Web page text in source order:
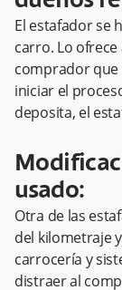
El estafador se
carro. Lo
comprador
iniciar el
deposita, el
usado:
Otra de las
del kilometraje
carrocería y
distraer al